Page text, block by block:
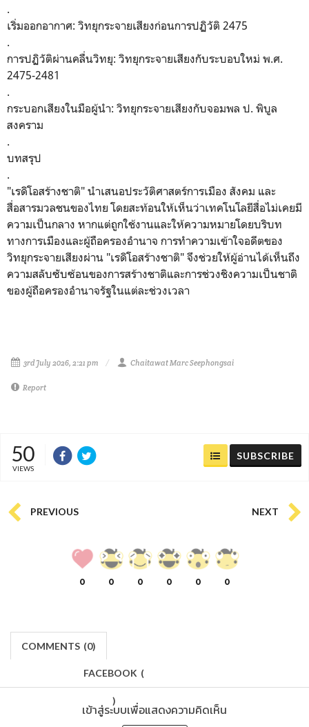
.
เริ่มออกอากาศ: วิทยุกระจายเสียงก่อนการปฏิวัติ 2475
.
การปฏิวัติผ่านคลื่นวิทยุ: วิทยุกระจายเสียงกับระบอบใหม่ พ.ศ.
2475-2481
.
กระบอกเสียงในมือผู้นำ: วิทยุกระจายเสียงกับจอมพล ป. พิบูล
สงคราม
.
บทสรุป
.
​"เรดิโอสร้างชาติ" นำเสนอประวัติศาสตร์การเมือง สังคม และ
สื่อสารมวลชนของไทย โดยสะท้อนให้เห็นว่าเทคโนโลยีสื่อไม่เคยมี
ความเป็นกลาง หากแต่ถูกใช้งานและให้ความหมายโดยบริบท
ทางการเมืองและผู้ถือครองอำนาจ การทำความเข้าใจอดีตของ
วิทยุกระจายเสียงผ่าน "เรดิโอสร้างชาติ" จึงช่วยให้ผู้อ่านได้เห็นถึง
ความสลับซับซ้อนของการสร้างชาติและการช่วงชิงความเป็นชาติ
ของผู้ถือครองอำนาจรัฐในแต่ละช่วงเวลา
3rd July 2026, 2:21 pm Chaitawat Marc Seephongsai
Report
50
VIEWS
SUBSCRIBE
PREVIOUS NEXT
0 0 0 0 0 0
COMMENTS (0)
FACEBOOK (
)
เข้าสู่ระบบเพื่อแสดงความคิดเห็น